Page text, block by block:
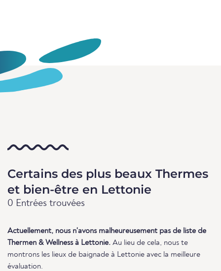
Certains des plus beaux Thermes
et bien-être en Lettonie
0 Entrées trouvées
Actuellement, nous n'avons malheureusement pas de liste de
Thermen & Wellness à Lettonie. Au lieu de cela, nous te
montrons les lieux de baignade à Lettonie avec la meilleure
évaluation.